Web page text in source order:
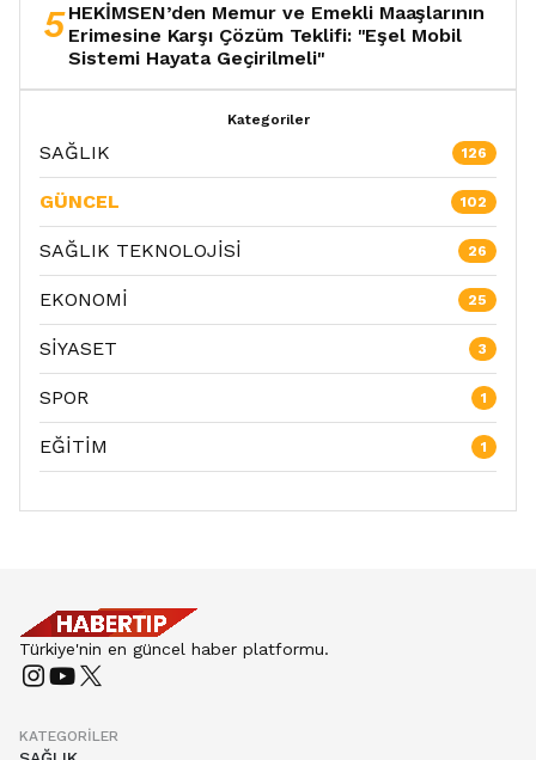
5 HEKİMSEN’den Memur ve Emekli Maaşlarının
Erimesine Karşı Çözüm Teklifi: "Eşel Mobil
Sistemi Hayata Geçirilmeli"
Kategoriler
SAĞLIK 126
GÜNCEL 102
SAĞLIK TEKNOLOJİSİ 26
EKONOMİ 25
SİYASET 3
SPOR 1
EĞİTİM 1
Türkiye'nin en güncel haber platformu.
KATEGORILER